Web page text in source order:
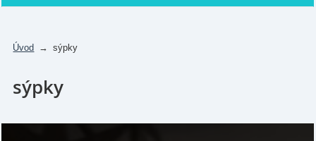
Úvod → sýpky
sýpky